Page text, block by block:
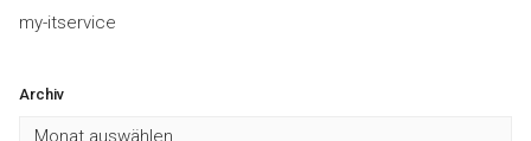
my-itservice
Archiv
Archiv